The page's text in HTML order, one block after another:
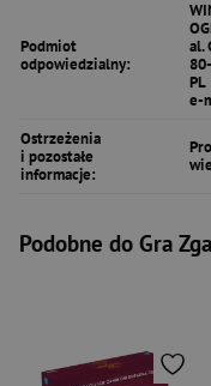
Podmiot
odpowiedzialny:
al.
PL
e-
Ostrzeżenia
i pozostałe
informacje:
Podobne do Gra